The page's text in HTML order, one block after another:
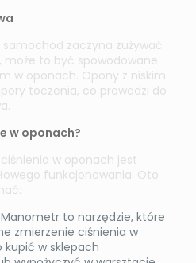
samochód zaczyna zużywać
może to być spowodowane
w oponach. Opony z niskim
toczenia, co prowadzi do
w oponach?
w oponach jest
funkcjonowania. Oto
to narzędzie, które
zmierzenie ciśnienia w
kupić w sklepach